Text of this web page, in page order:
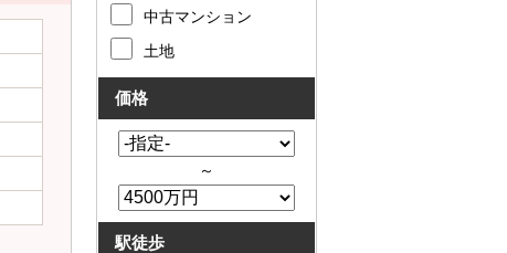
中古マンション
土地
価格
～
駅徒歩